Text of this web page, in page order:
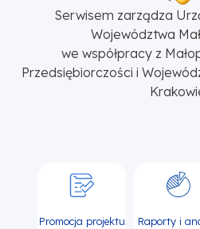
Serwisem zarządza
Województwa
we współpracy z
Przedsiębiorczości i
Promocja projektu Raporty i